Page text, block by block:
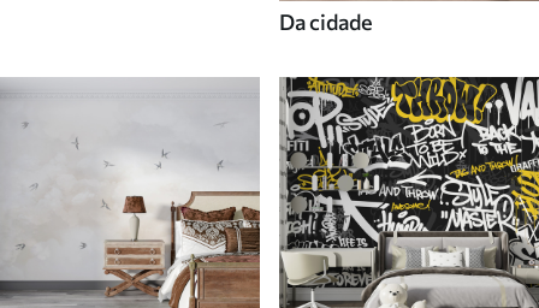
Da cidade